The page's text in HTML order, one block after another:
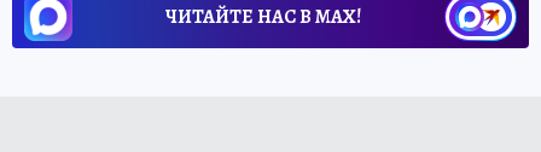
ЧИТАЙТЕ НАС В МАХ!